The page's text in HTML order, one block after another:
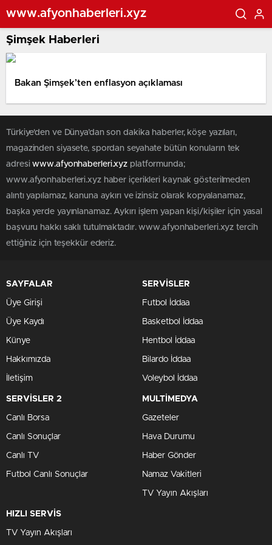
www.afyonhaberleri.xyz
Şimşek Haberleri
Bakan Şimşek’ten enflasyon açıklaması
Türkiye'den ve Dünya’dan son dakika haberler, köşe yazıları,
magazinden siyasete, spordan seyahate bütün konuların tek
adresiwww.afyonhaberleri.xyz platformunda;
www.afyonhaberleri.xyz haber içerikleri kaynak gösterilmeden
alıntı yapılamaz, kanuna aykırı ve izinsiz olarak kopyalanamaz,
başka yerde yayınlanamaz. Aykırı işlem yapan kişi/kişiler için yasal
başvuru hakkı saklı tutulmaktadır. www.afyonhaberleri.xyz tercih
ettiğiniz için teşekkür ederiz.
SAYFALAR
Üye Girişi
Üye Kaydı
Künye
Hakkımızda
İletişim
SERVİSLER
Futbol İddaa
Basketbol İddaa
Hentbol İddaa
Bilardo İddaa
Voleybol İddaa
SERVİSLER 2
Canlı Borsa
Canlı Sonuçlar
Canlı TV
Futbol Canlı Sonuçlar
MULTİMEDYA
Gazeteler
Hava Durumu
Haber Gönder
Namaz Vakitleri
TV Yayın Akışları
HIZLI SERVİS
TV Yayın Akışları